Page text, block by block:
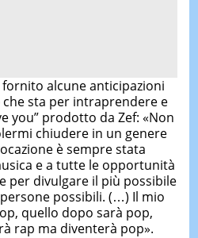
alcune anticipazioni
che sta per intraprendere e
you” prodotto da Zef: «Non
chiudere in un genere
è sempre stata
e a tutte le opportunità
per divulgare il più possibile
possibili. (…) Il mio
quello dopo sarà pop,
rap ma diventerà pop».